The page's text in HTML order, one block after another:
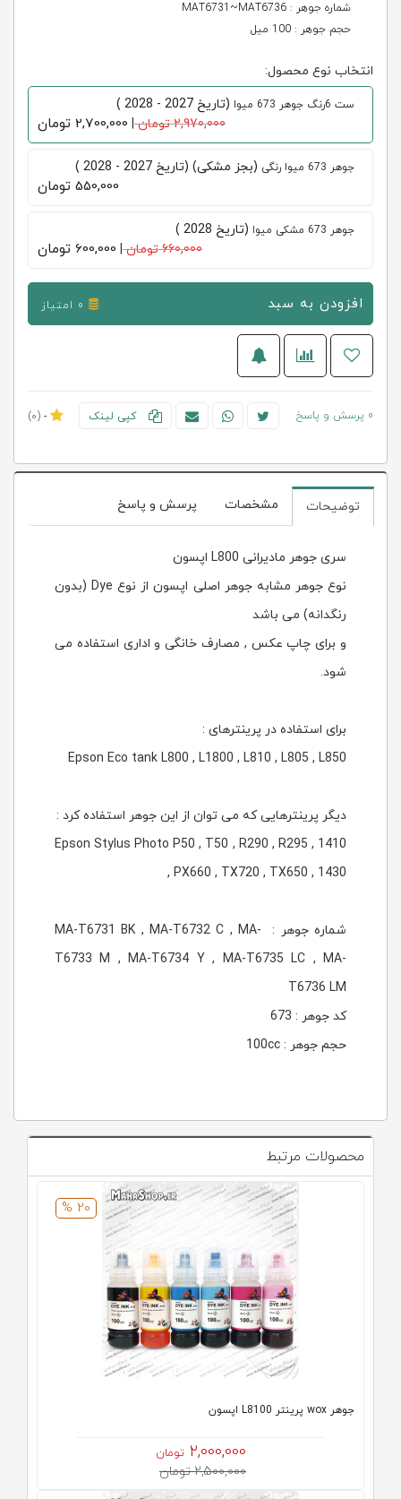
شماره جوهر : MAT6731~MAT6736
حجم جوهر : 100 میل
انتخاب نوع محصول:
ست 6رنگ جوهر 673 میوا
(تاریخ 2027 - 2028 )
2,970,000 تومان
|
2,700,000 تومان
جوهر 673 میوا رنگی (بجز مشکی) (تاریخ 2027 - 2028 )
550,000 تومان
جوهر 673 مشکی میوا
(تاریخ 2028 )
660,000 تومان
|
600,000 تومان
افزودن به سبد
0 پرسش و پاسخ کپی لینک -
(0)
توضیحات مشخصات پرسش و پاسخ
سری جوهر مادیرانی L800 اپسون
نوع جوهر مشابه جوهر اصلی اپسون از نوع Dye (بدون
رنگدانه) می باشد
و برای چاپ عکس , مصارف خانگی و اداری استفاده می
شود.
برای استفاده در پرینترهای :
Epson Eco tank L800 , L1800 , L810 , L805 , L850
دیگر پرینترهایی که می توان از این جوهر استفاده کرد :
Epson Stylus Photo P50 , T50 , R290 , R295 , 1410
, PX660 , TX720 , TX650 , 1430
شماره جوهر : MA-T6731 BK , MA-T6732 C , MA-
T6733 M , MA-T6734 Y , MA-T6735 LC , MA-
T6736 LM
کد جوهر : 673
حجم جوهر : 100cc
محصولات مرتبط
20 %
جوهر wox پرینتر L8100 اپسون
2,000,000 تومان
2,500,000 تومان